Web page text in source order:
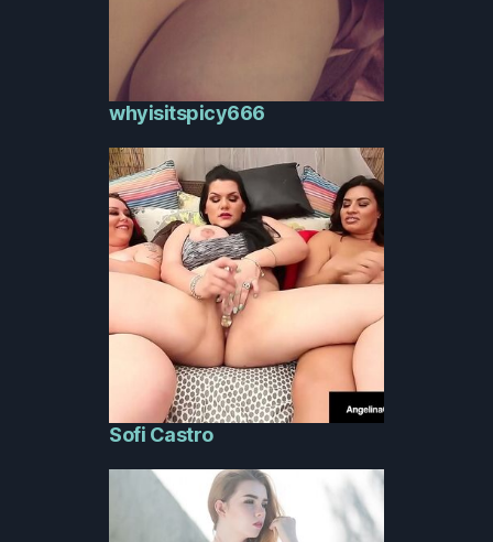
whyisitspicy666
Sofi Castro